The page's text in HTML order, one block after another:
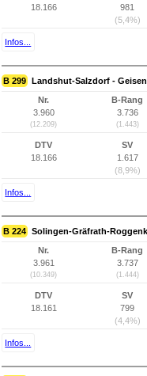
18.166
981
(5,4%)
Infos...
B 299 Landshut-Salzdorf -
Nr.
3.960
(12.209)
B-Rang
3.736
(1.443)
DTV
18.166
SV
1.617
(8,9%)
Infos...
B 224 Solingen-Gräfrath-
Nr.
3.961
(10.349)
B-Rang
3.737
(1.444)
DTV
18.161
SV
799
(4,4%)
Infos...